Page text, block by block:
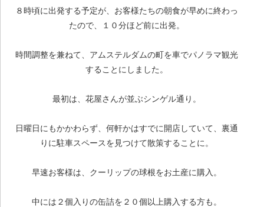
８時頃に出発する予定が、お客様たちの朝食が早めに終わっ
たので、１０分ほど前に出発。
時間調整を兼ねて、アムステルダムの町を車でパノラマ観光
することにしました。
最初は、花屋さんが並ぶシンゲル通り。
日曜日にもかかわらず、何軒かはすでに開店していて、裏通
りに駐車スペースを見つけて散策することに。
早速お客様は、クーリップの球根をお土産に購入。
中には２個入りの缶詰を２０個以上購入する方も。